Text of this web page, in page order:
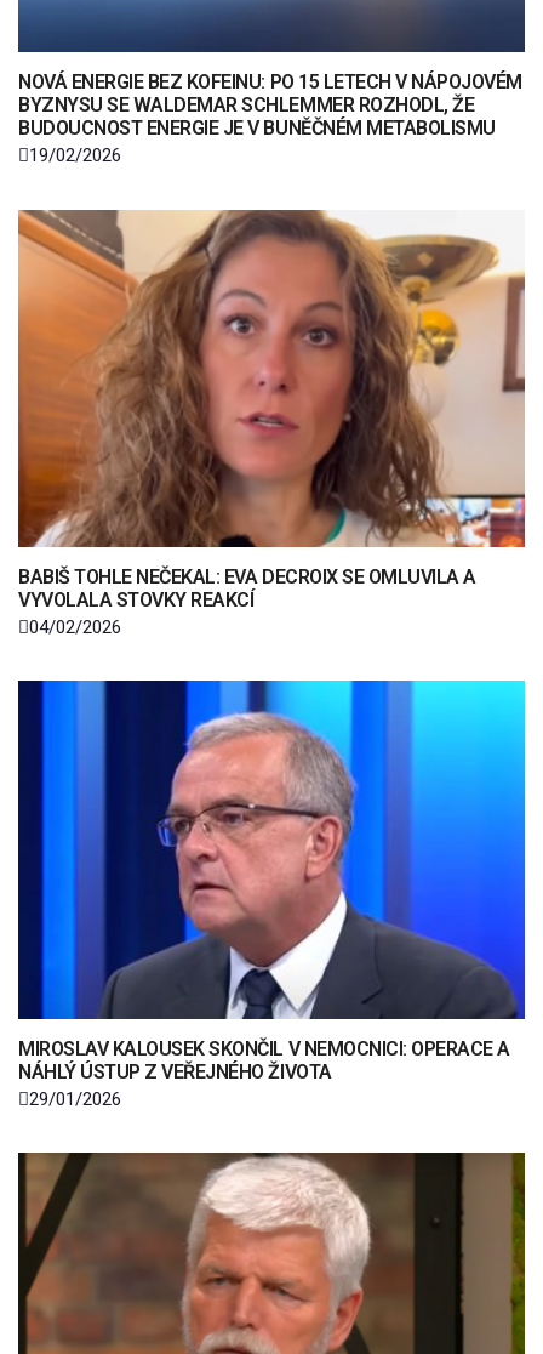
NOVÁ ENERGIE BEZ KOFEINU: PO 15 LETECH V NÁPOJOVÉM
BYZNYSU SE WALDEMAR SCHLEMMER ROZHODL, ŽE
BUDOUCNOST ENERGIE JE V BUNĚČNÉM METABOLISMU
19/02/2026
BABIŠ TOHLE NEČEKAL: EVA DECROIX SE OMLUVILA A
VYVOLALA STOVKY REAKCÍ
04/02/2026
MIROSLAV KALOUSEK SKONČIL V NEMOCNICI: OPERACE A
NÁHLÝ ÚSTUP Z VEŘEJNÉHO ŽIVOTA
29/01/2026